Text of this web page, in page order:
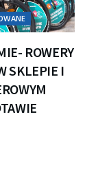
ROWERY
SKLEPIE I